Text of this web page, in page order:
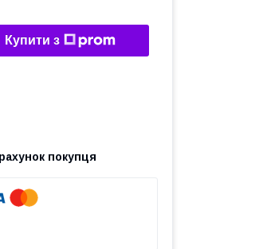
Купити з
покупця